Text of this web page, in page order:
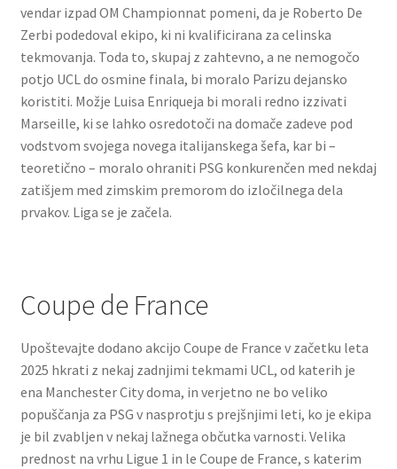
vendar izpad OM Championnat pomeni, da je Roberto De
Zerbi podedoval ekipo, ki ni kvalificirana za celinska
tekmovanja. Toda to, skupaj z zahtevno, a ne nemogočo
potjo UCL do osmine finala, bi moralo Parizu dejansko
koristiti. Možje Luisa Enriqueja bi morali redno izzivati ​​
Marseille, ki se lahko osredotoči na domače zadeve pod
vodstvom svojega novega italijanskega šefa, kar bi –
teoretično – moralo ohraniti PSG konkurenčen med nekdaj
zatišjem med zimskim premorom do izločilnega dela
prvakov. Liga se je začela.
Coupe de France
Upoštevajte dodano akcijo Coupe de France v začetku leta
2025 hkrati z nekaj zadnjimi tekmami UCL, od katerih je
ena Manchester City doma, in verjetno ne bo veliko
popuščanja za PSG v nasprotju s prejšnjimi leti, ko je ekipa
je bil zvabljen v nekaj lažnega občutka varnosti. Velika
prednost na vrhu Ligue 1 in le Coupe de France, s katerim